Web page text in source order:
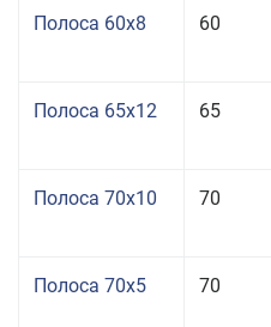
Полоса 60x8 60
Полоса 65x12 65
Полоса 70x10 70
Полоса 70x5 70